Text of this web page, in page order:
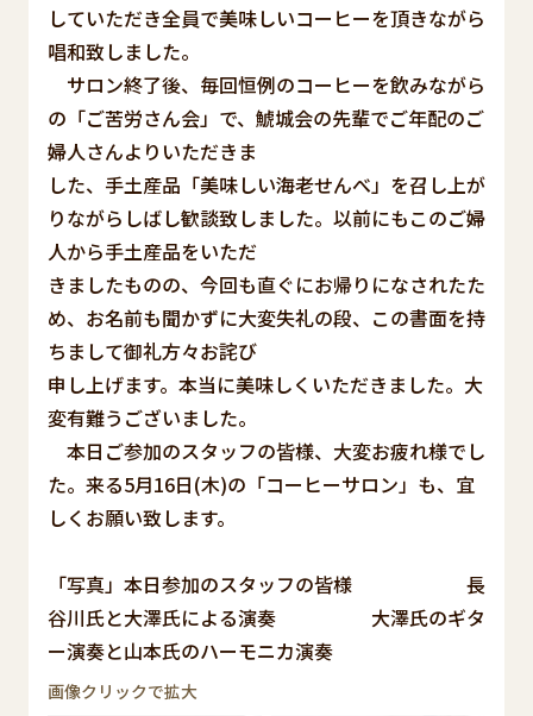
していただき全員で美味しいコーヒーを頂きながら
唱和致しました。
サロン終了後、毎回恒例のコーヒーを飲みながら
の「ご苦労さん会」で、鯱城会の先輩でご年配のご
婦人さんよりいただきま
した、手土産品「美味しい海老せんべ」を召し上が
りながらしばし歓談致しました。以前にもこのご婦
人から手土産品をいただ
きましたものの、今回も直ぐにお帰りになされたた
め、お名前も聞かずに大変失礼の段、この書面を持
ちまして御礼方々お詫び
申し上げます。本当に美味しくいただきました。大
変有難うございました。
本日ご参加のスタッフの皆様、大変お疲れ様でし
た。来る5月16日(木)の「コーヒーサロン」も、宜
しくお願い致します。
「写真」本日参加のスタッフの皆様 長
谷川氏と大澤氏による演奏 大澤氏のギタ
ー演奏と山本氏のハーモニカ演奏
画像クリックで拡大